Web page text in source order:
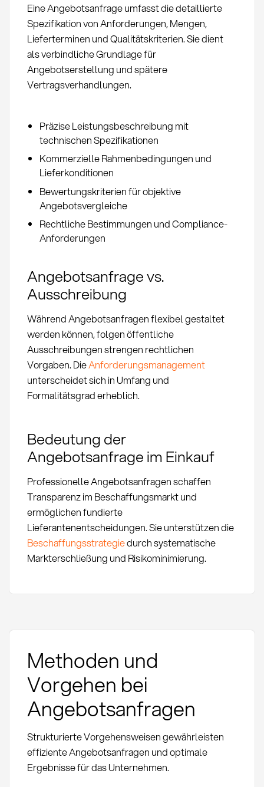
Eine Angebotsanfrage umfasst die detaillierte
Spezifikation von Anforderungen, Mengen,
Lieferterminen und Qualitätskriterien. Sie dient
als verbindliche Grundlage für
Angebotserstellung und spätere
Vertragsverhandlungen.
Präzise Leistungsbeschreibung mit
technischen Spezifikationen
Kommerzielle Rahmenbedingungen und
Lieferkonditionen
Bewertungskriterien für objektive
Angebotsvergleiche
Rechtliche Bestimmungen und Compliance-
Anforderungen
Angebotsanfrage vs.
Ausschreibung
Während Angebotsanfragen flexibel gestaltet
werden können, folgen öffentliche
Ausschreibungen strengen rechtlichen
Vorgaben. DieAnforderungsmanagement
unterscheidet sich in Umfang und
Formalitätsgrad erheblich.
Bedeutung der
Angebotsanfrage im Einkauf
Professionelle Angebotsanfragen schaffen
Transparenz im Beschaffungsmarkt und
ermöglichen fundierte
Lieferantenentscheidungen. Sie unterstützen die
Beschaffungsstrategiedurch systematische
Markterschließung und Risikominimierung.
Methoden und
Vorgehen bei
Angebotsanfragen
Strukturierte Vorgehensweisen gewährleisten
effiziente Angebotsanfragen und optimale
Ergebnisse für das Unternehmen.